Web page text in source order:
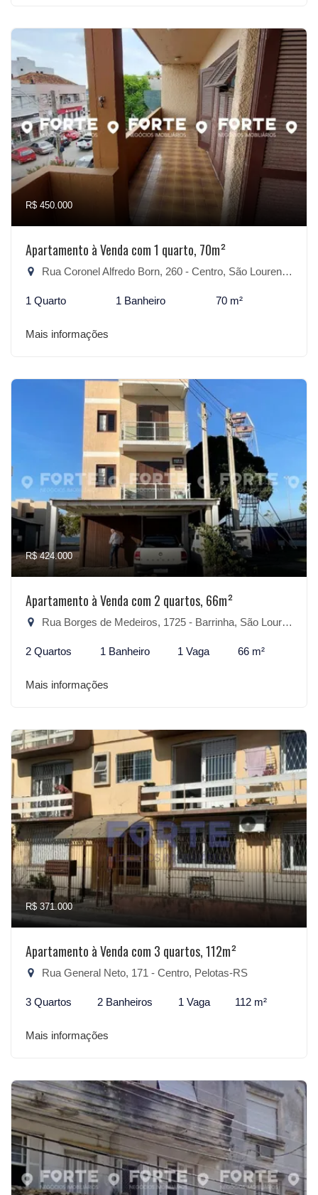
R$ 450.000
Apartamento à Venda com 1 quarto, 70m²
Rua Coronel Alfredo Born, 260 - Centro, São Lourenço do Sul-RS
1 Quarto 1 Banheiro 70 m²
Mais informações
R$ 424.000
Apartamento à Venda com 2 quartos, 66m²
Rua Borges de Medeiros, 1725 - Barrinha, São Lourenço do Sul-RS
2 Quartos 1 Banheiro 1 Vaga 66 m²
Mais informações
R$ 371.000
Apartamento à Venda com 3 quartos, 112m²
Rua General Neto, 171 - Centro, Pelotas-RS
3 Quartos 2 Banheiros 1 Vaga 112 m²
Mais informações